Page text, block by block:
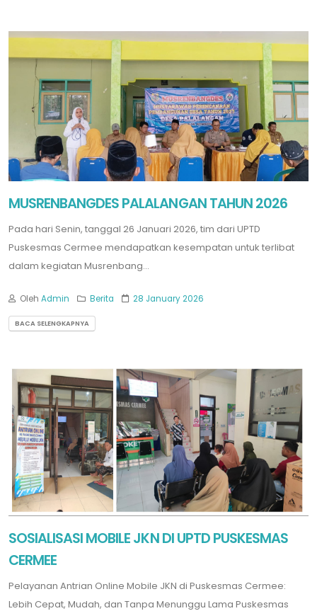
MUSRENBANGDES PALALANGAN TAHUN 2026
Pada hari Senin, tanggal 26 Januari 2026, tim dari UPTD
Puskesmas Cermee mendapatkan kesempatan untuk terlibat
dalam kegiatan Musrenbang...
Oleh Admin Berita 28 January 2026
BACA SELENGKAPNYA
SOSIALISASI MOBILE JKN DI UPTD PUSKESMAS
CERMEE
Pelayanan Antrian Online Mobile JKN di Puskesmas Cermee:
Lebih Cepat, Mudah, dan Tanpa Menunggu Lama Puskesmas